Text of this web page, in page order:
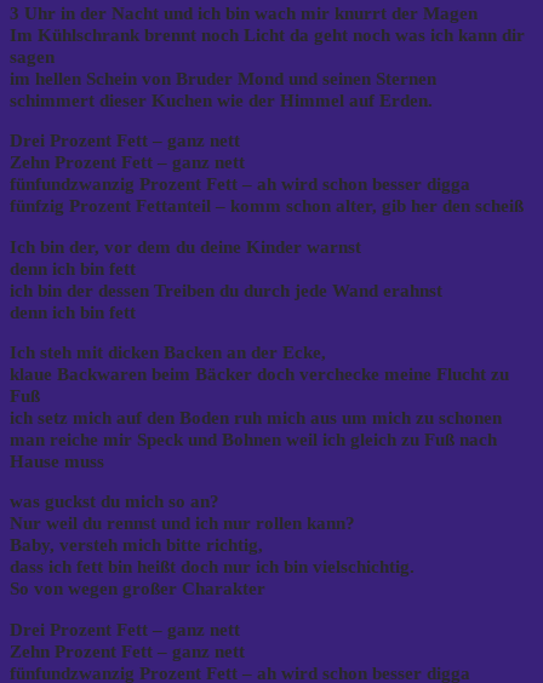
3 Uhr in der Nacht und ich bin wach mir knurrt der Magen
Im Kühlschrank brennt noch Licht da geht noch was ich kann dir
sagen
im hellen Schein von Bruder Mond und seinen Sternen
schimmert dieser Kuchen wie der Himmel auf Erden.
Drei Prozent Fett – ganz nett
Zehn Prozent Fett – ganz nett
fünfundzwanzig Prozent Fett – ah wird schon besser digga
fünfzig Prozent Fettanteil – komm schon alter, gib her den scheiß
Ich bin der, vor dem du deine Kinder warnst
denn ich bin fett
ich bin der dessen Treiben du durch jede Wand erahnst
denn ich bin fett
Ich steh mit dicken Backen an der Ecke,
klaue Backwaren beim Bäcker doch verchecke meine Flucht zu
Fuß
ich setz mich auf den Boden ruh mich aus um mich zu schonen
man reiche mir Speck und Bohnen weil ich gleich zu Fuß nach
Hause muss
was guckst du mich so an?
Nur weil du rennst und ich nur rollen kann?
Baby, versteh mich bitte richtig,
dass ich fett bin heißt doch nur ich bin vielschichtig.
So von wegen großer Charakter
Drei Prozent Fett – ganz nett
Zehn Prozent Fett – ganz nett
fünfundzwanzig Prozent Fett – ah wird schon besser digga